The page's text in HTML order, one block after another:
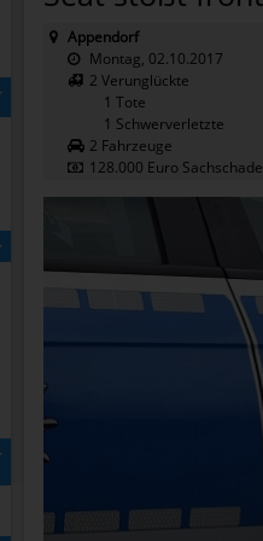
Appendorf
Montag, 02.10.2017
2 Verunglückte
1 Tote
1 Schwerverletzte
2 Fahrzeuge
128.000 Euro